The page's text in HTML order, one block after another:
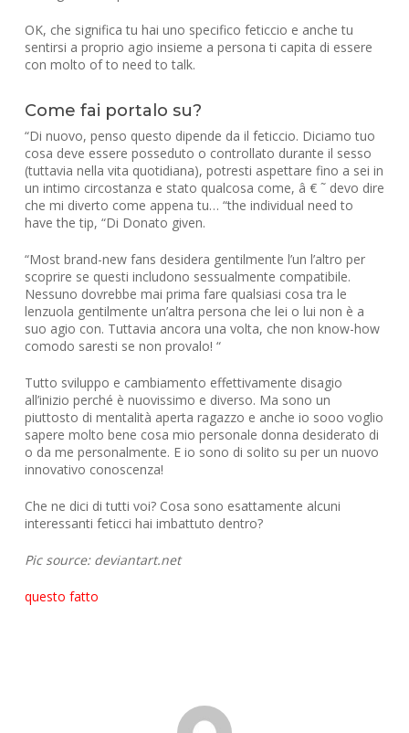
OK, che significa tu hai uno specifico feticcio e anche tu
sentirsi a proprio agio insieme a persona ti capita di essere
con molto of to need to talk.
Come fai portalo su?
“Di nuovo, penso questo dipende da il feticcio. Diciamo tuo
cosa deve essere posseduto o controllato durante il sesso
(tuttavia nella vita quotidiana), potresti aspettare fino a sei in
un intimo circostanza e stato qualcosa come, â € ˜ devo dire
che mi diverto come appena tu… “the individual need to
have the tip, “Di Donato given.
“Most brand-new fans desidera gentilmente l’un l’altro per
scoprire se questi includono sessualmente compatibile.
Nessuno dovrebbe mai prima fare qualsiasi cosa tra le
lenzuola gentilmente un’altra persona che lei o lui non è a
suo agio con. Tuttavia ancora una volta, che non know-how
comodo saresti se non provalo! “
Tutto sviluppo e cambiamento effettivamente disagio
all’inizio perché è nuovissimo e diverso. Ma sono un
piuttosto di mentalità aperta ragazzo e anche io sooo voglio
sapere molto bene cosa mio personale donna desiderato di
o da me personalmente. E io sono di solito su per un nuovo
innovativo conoscenza!
Che ne dici di tutti voi? Cosa sono esattamente alcuni
interessanti feticci hai imbattuto dentro?
Pic source: deviantart.net
questo fatto